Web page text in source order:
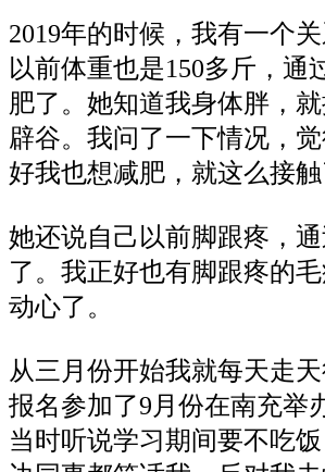
2019年的时候，我有一个
以前体重也是150多斤，通
肥了。她知道我身体胖，
辟谷。我问了一下情况，
好我也想减肥，就这么接触
她还说自己以前脚跟疼，
了。我正好也有脚跟疼的
动心了。
从三月份开始我就每天走
报名参加了9月份在南充举
当时听说学习期间要不吃